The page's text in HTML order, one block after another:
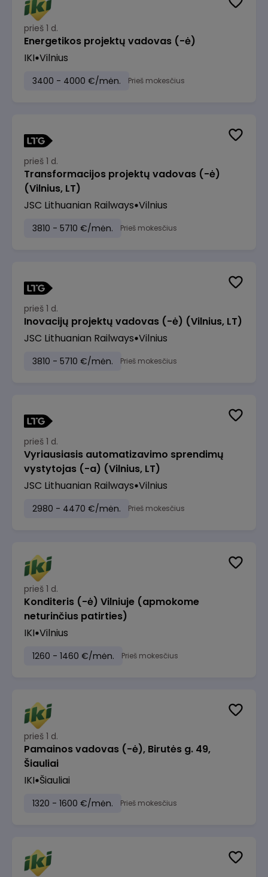
prieš 1 d.
Energetikos projektų vadovas (-ė)
IKI Vilnius
3400 - 4000 €/mėn. Prieš mokesčius
prieš 1 d.
Transformacijos projektų vadovas (-ė)
(Vilnius, LT)
JSC Lithuanian Railways Vilnius
3810 - 5710 €/mėn. Prieš mokesčius
prieš 1 d.
Inovacijų projektų vadovas (-ė) (Vilnius, LT)
JSC Lithuanian Railways Vilnius
3810 - 5710 €/mėn. Prieš mokesčius
prieš 1 d.
Vyriausiasis automatizavimo sprendimų
vystytojas (-a) (Vilnius, LT)
JSC Lithuanian Railways Vilnius
2980 - 4470 €/mėn. Prieš mokesčius
prieš 1 d.
Konditeris (-ė) Vilniuje (apmokome
neturinčius patirties)
IKI Vilnius
1260 - 1460 €/mėn. Prieš mokesčius
prieš 1 d.
Pamainos vadovas (-ė), Birutės g. 49,
Šiauliai
IKI Šiauliai
1320 - 1600 €/mėn. Prieš mokesčius